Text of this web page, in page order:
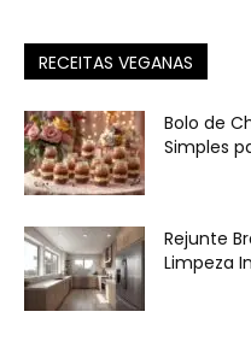
RECEITAS VEGANAS
Bolo de
Simples
Rejunte
Limpeza